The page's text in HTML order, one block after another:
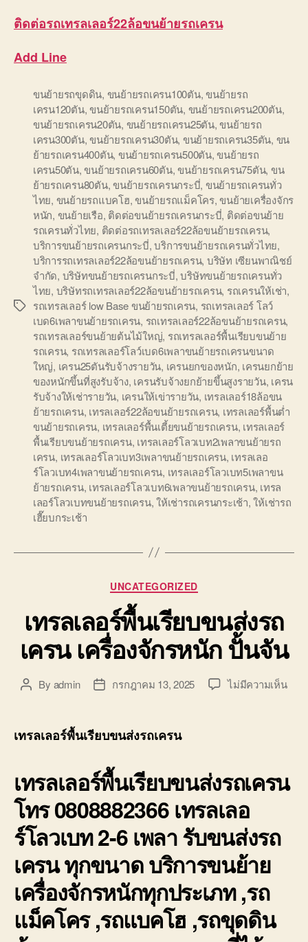
ติดต่อรถเทรลเลอร์22ล้อขนย้ายรถเครน
Add Line
Tags
ขนย้ายรถขุดดิน, ขนย้ายรถเครน100ตัน,ขนย้ายรถ
เครน120ตัน,ขนย้ายรถเครน150ตัน, ขนย้ายรถเครน200ตัน,
ขนย้ายรถเครน20ตัน, ขนย้ายรถเครน25ตัน,ขนย้ายรถ
เครน300ตัน,ขนย้ายรถเครน30ตัน, ขนย้ายรถเครน35ตัน, ขน
ย้ายรถเครน400ตัน, ขนย้ายรถเครน500ตัน,ขนย้ายรถ
เครน50ตัน,ขนย้ายรถเครน60ตัน,ขนย้ายรถเครน75ตัน, ขน
ย้ายรถเครน80ตัน,ขนย้ายรถเครนกระบี่, ขนย้ายรถเครนทั่ว
ไทย, ขนย้ายรถแบคโฮ,ขนย้ายรถแม็คโคร,ขนย้ายเครื่องจักร
หนัก, ขนย้ายเรือ, ติดต่อขนย้ายรถเครนกระบี่, ติดต่อขนย้าย
รถเครนทั่วไทย, ติดต่อรถเทรลเลอร์22ล้อขนย้ายรถเครน,
บริการขนย้ายรถเครนกระบี่,บริการขนย้ายรถเครนทั่วไทย,
บริการรถเทรลเลอร์22ล้อขนย้ายรถเครน, บริษัท เซียนพาณิชย์
จำกัด, บริษัทขนย้ายรถเครนกระบี่,บริษัทขนย้ายรถเครนทั่ว
ไทย, บริษัทรถเทรลเลอร์22ล้อขนย้ายรถเครน, รถเครนให้เช่า,
รถเทรลเลอร์ low Base ขนย้ายรถเครน, รถเทรลเลอร์ โลว์
เบด6เพลาขนย้ายรถเครน, รถเทรลเลอร์22ล้อขนย้ายรถเครน,
รถเทรลเลอร์ขนย้ายต้นไม้ใหญ่, รถเทรลเลอร์พื้นเรียบขนย้าย
รถเครน, รถเทรลเลอร์โลว์เบด6เพลาขนย้ายรถเครนขนาด
ใหญ่, เครน25ตันรับจ้างรายวัน, เครนยกของหนัก, เครนยกย้าย
ของหนักขึ้นที่สูงรับจ้าง, เครนรับจ้างยกย้ายขึ้นสูงรายวัน, เครน
รับจ้างให้เช่ารายวัน, เครนให้เข่ารายวัน, เทรลเลอร์18ล้อขน
ย้ายรถเครน, เทรลเลอร์22ล้อขนย้ายรถเครน, เทรลเลอร์พื้นต่ำ
ขนย้ายรถเครน, เทรลเลอร์พื้นเตี้ยขนย้ายรถเครน, เทรลเลอร์
พื้นเรียบขนย้ายรถเครน, เทรลเลอร์โลวเบท2เพลาขนย้ายรถ
เครน, เทรลเลอร์โลวเบท3เพลาขนย้ายรถเครน, เทรลเลอ
ร์โลวเบท4เพลาขนย้ายรถเครน, เทรลเลอร์โลวเบท5เพลาขน
ย้ายรถเครน, เทรลเลอร์โลวเบท6เพลาขนย้ายรถเครน, เทรล
เลอร์โลวเบทขนย้ายรถเครน,ให้เช่ารถเครนกระเช้า,ให้เช่ารถ
เฮี๊ยบกระเช้า
Categories
UNCATEGORIZED
เทรลเลอร์พื้นเรียบขนส่งรถ
เครน เครื่องจักรหนัก ปั้นจัน
PostBy admin
Postกรกฎาคม 13, 2025 ไม่มีความเห็นบน
ขนส่
รถ
เทรลเลอร์พื้นเรียบขนส่งรถเครน
เทรลเลอร์พื้นเรียบขนส่งรถเครน
โทร 0808882366 เทรลเลอ
ร์โลวเบท 2-6 เพลา รับขนส่งรถ
เครน ทุกขนาด บริการขนย้าย
เครื่องจักรหนักทุกประเภท ,รถ
แม็คโคร ,รถแบคโฮ ,รถขุดดิน